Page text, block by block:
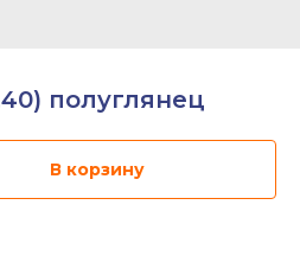
полуглянец
В корзину